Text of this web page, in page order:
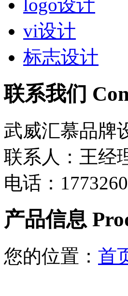
logo设计
vi设计
标志设计
联系我们
武威汇慕品牌
联系人：王经
电话：
产品信息
您的位置： 首